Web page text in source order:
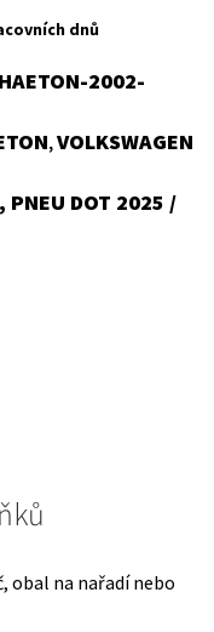
dnů
2002-
,VOLKSWAGEN
PNEU DOT 2025 /
obal na nařadí nebo